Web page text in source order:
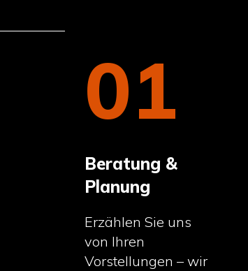
01
Beratung &
Planung
Erzählen Sie uns
von Ihren
Vorstellungen – wir